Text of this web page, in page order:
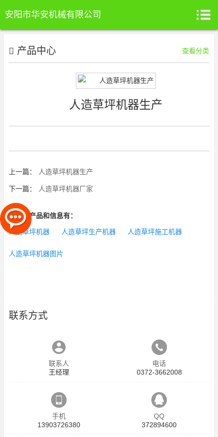
安阳市华安机械有限公司
产品中心 查看分类
人造草坪机器生产
上一篇： 人造草坪机器生产
下一篇： 人造草坪机器厂家
相关的产品和信息有：
人造草坪机器 人造草坪生产机器 人造草坪施工机器
人造草坪机器图片
联系方式
联系人
王经理
电话
0372-3662008
手机
13903726380
QQ
372894600